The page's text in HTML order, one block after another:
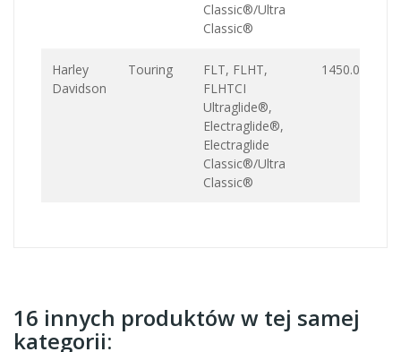
Classic®/Ultra
Classic®
Harley
Davidson
Touring
FLT, FLHT,
FLHTCI
Ultraglide®,
Electraglide®,
Electraglide
Classic®/Ultra
Classic®
1450.0
16 innych produktów w tej samej
kategorii: